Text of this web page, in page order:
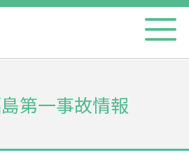
第一事故情報